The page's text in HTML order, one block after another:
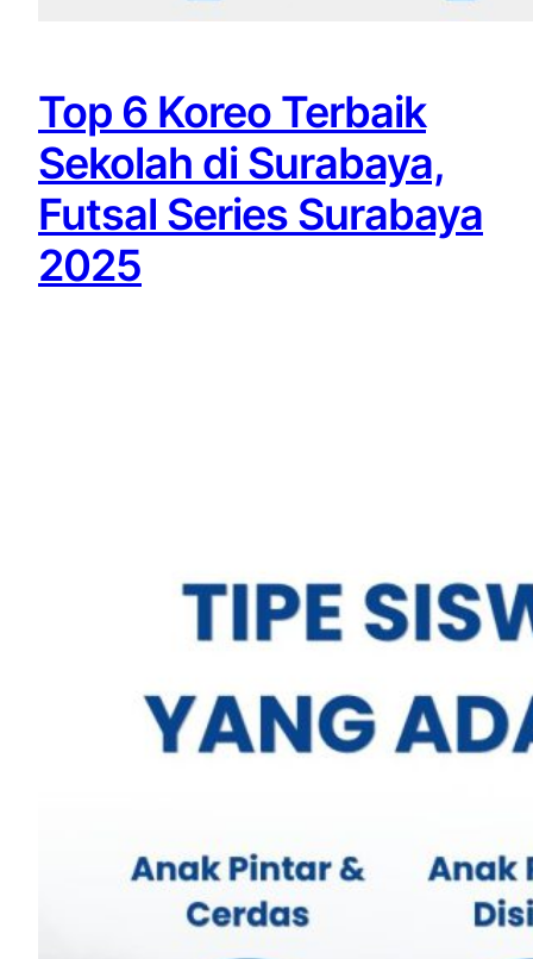
Top 6 Koreo Terbaik
Sekolah di Surabaya,
Futsal Series Surabaya
2025